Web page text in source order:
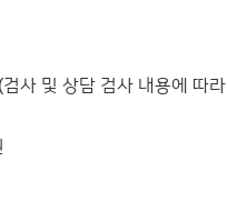
사 및 상담 검사 내용에 따라